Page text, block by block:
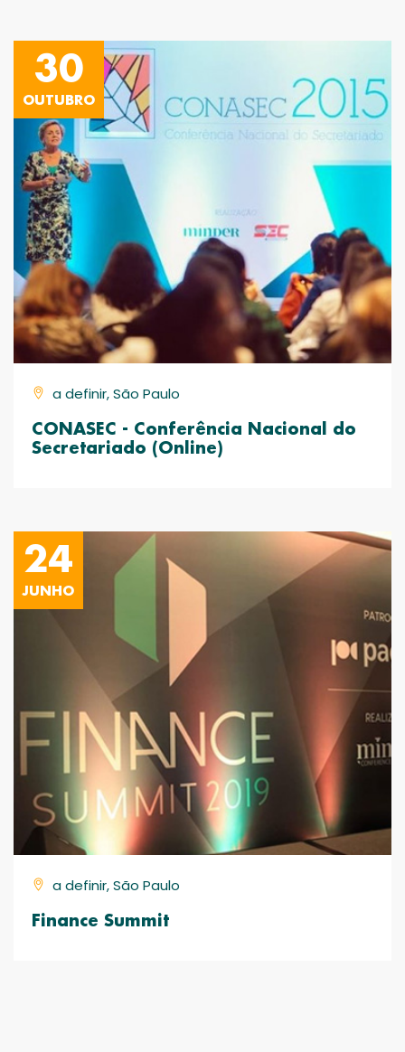
30
OUTUBRO
a definir, São Paulo
CONASEC - Conferência Nacional do
Secretariado (Online)
24
JUNHO
a definir, São Paulo
Finance Summit